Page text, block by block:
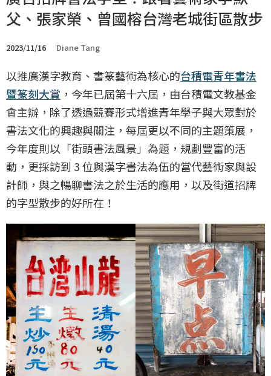
父、張家榮、曾國榕台灣老城街區散步
2023/11/16 Diane Tang
以推廣漢字教育、書篆藝術為核心的台積電青年書法
暨篆刻大賞 ，今年已屆第十六屆，由台積電文教基金
會主辦，除了透過競賽形式增進青年學子與大眾對於
書法文化的興趣與關注，每屆更以不同的主題策展，
今年度則以「街頭書法風景」為題，規劃豐富的活
動，更採訪到 3 位與漢字書法為伍的當代藝術家與設
計師，與之暢聊書法之於生活的應用，以及街道招牌
的字型散步的好所在！